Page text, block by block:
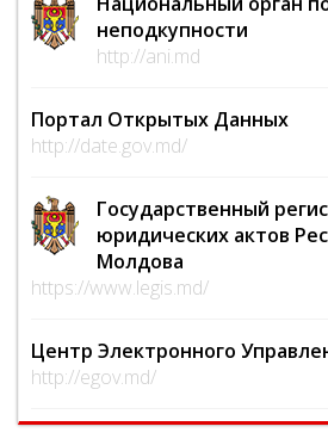
неподкупности
http://ani.md
Портал Открытых Данных
http://date.gov.md/
Государственный
юридических актов
Молдова
https://www.legis.md/
Центр Электронного
http://egov.md/